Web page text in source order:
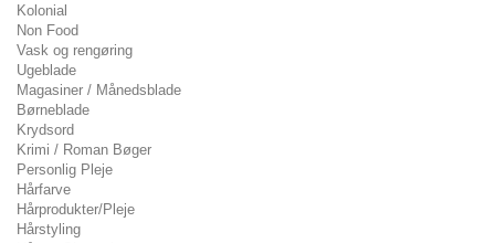
Kolonial
Non Food
Vask og rengøring
Ugeblade
Magasiner / Månedsblade
Børneblade
Krydsord
Krimi / Roman Bøger
Personlig Pleje
Hårfarve
Hårprodukter/Pleje
Hårstyling